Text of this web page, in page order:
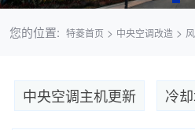
您的位置: 特菱首页 > 中央空调改造>
中央空调主机更新 冷